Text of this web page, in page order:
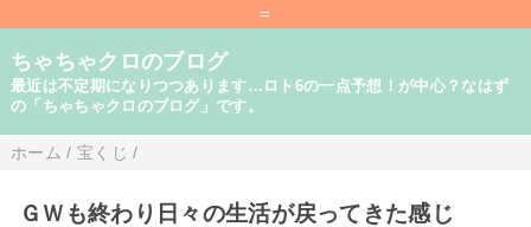
=
ちゃちゃクロのブログ
最近は不定期になりつつあります…ロト6の一点予想！が中心？なはず
の「ちゃちゃクロのブログ」です。
ホーム / 宝くじ /
ＧＷも終わり日々の生活が戻ってきた感じ